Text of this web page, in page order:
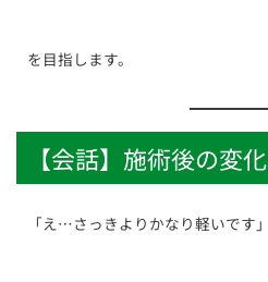
を目指します。
【会話】施術後の変化
「え…さっきよりかなり軽いです」